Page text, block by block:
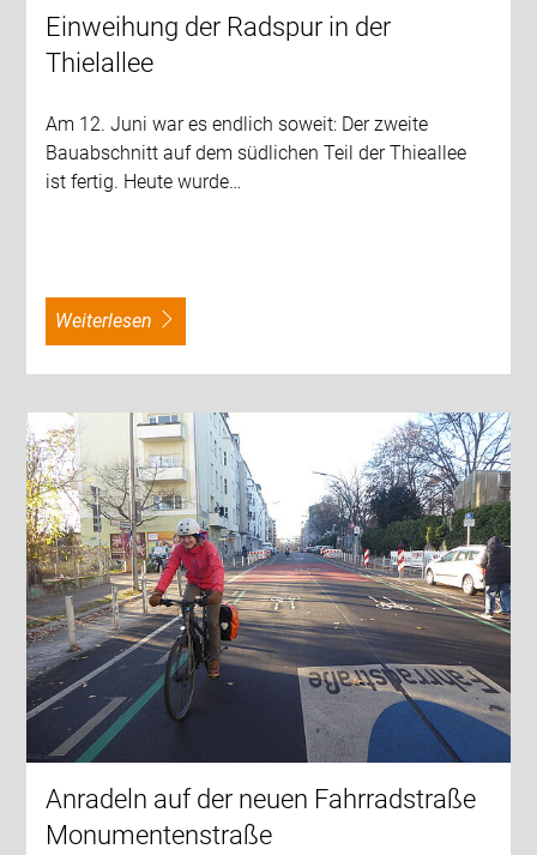
Einweihung der Radspur in der
Thielallee
Am 12. Juni war es endlich soweit: Der zweite
Bauabschnitt auf dem südlichen Teil der Thieallee
ist fertig. Heute wurde…
weiterlesen
Anradeln auf der neuen Fahrradstraße
Monumentenstraße